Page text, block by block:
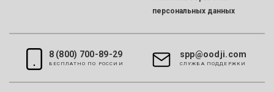
персональных данных
8 (800) 700-89-29
БЕСПЛАТНО ПО РОССИИ
spp@oodji.com
CЛУЖБА ПОДДЕРЖКИ